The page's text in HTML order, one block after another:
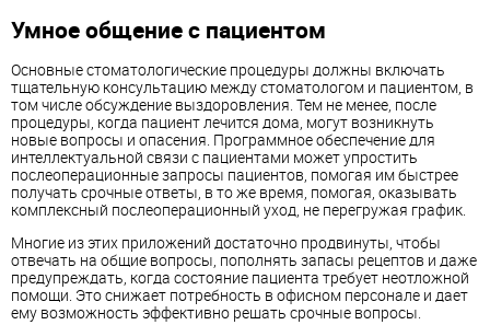
Умное общение с пациентом
Основные стоматологические процедуры должны включать
тщательную консультацию между стоматологом и пациентом, в
том числе обсуждение выздоровления. Тем не менее, после
процедуры, когда пациент лечится дома, могут возникнуть
новые вопросы и опасения. Программное обеспечение для
интеллектуальной связи с пациентами может упростить
послеоперационные запросы пациентов, помогая им быстрее
получать срочные ответы, в то же время, помогая, оказывать
комплексный послеоперационный уход, не перегружая график.
Многие из этих приложений достаточно продвинуты, чтобы
отвечать на общие вопросы, пополнять запасы рецептов и даже
предупреждать, когда состояние пациента требует неотложной
помощи. Это снижает потребность в офисном персонале и дает
ему возможность эффективно решать срочные вопросы.